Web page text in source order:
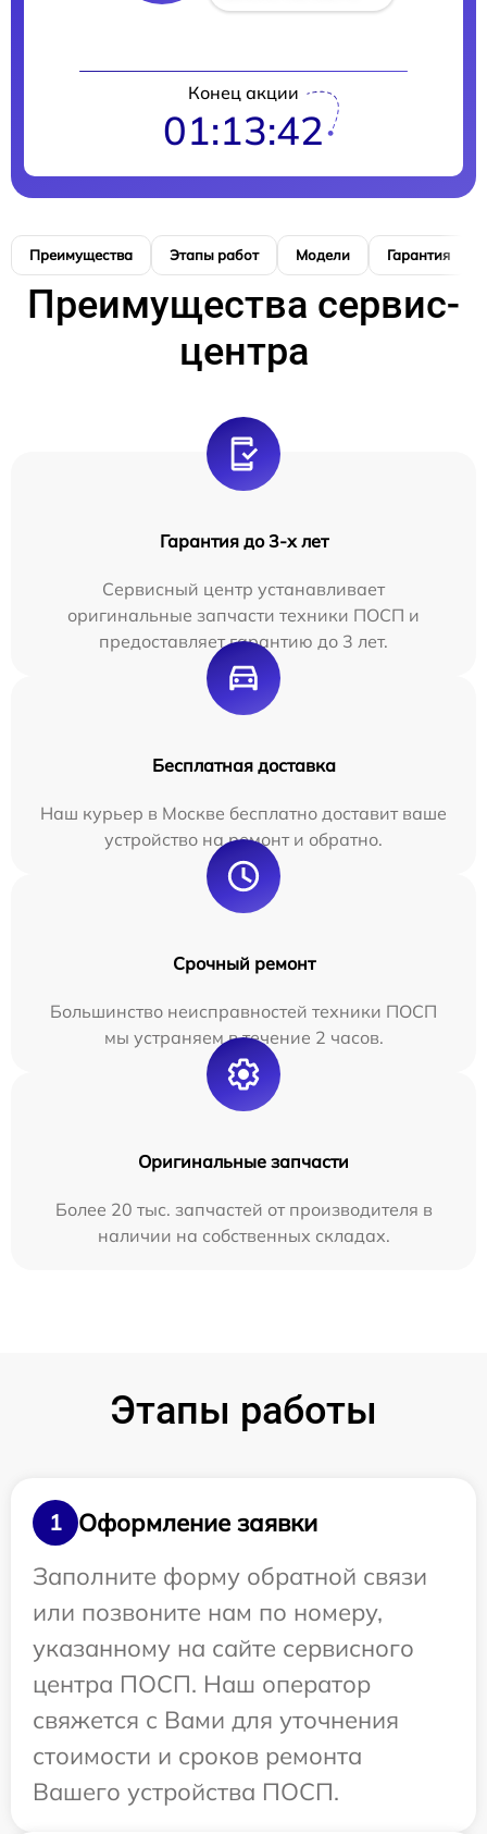
Конец акции
01:13:42
Преимущества Этапы работ Модели Гарантия
Преимущества сервис-
центра
Гарантия до 3-х лет
Сервисный центр устанавливает
оригинальные запчасти техники ПОСП и
предоставляет гарантию до 3 лет.
Бесплатная доставка
Наш курьер в Москве бесплатно доставит ваше
устройство на ремонт и обратно.
Срочный ремонт
Большинство неисправностей техники ПОСП
мы устраняем в течение 2 часов.
Оригинальные запчасти
Более 20 тыс. запчастей от производителя в
наличии на собственных складах.
Этапы работы
1
Оформление заявки
Заполните форму обратной связи
или позвоните нам по номеру,
указанному на сайте сервисного
центра ПОСП. Наш оператор
свяжется с Вами для уточнения
стоимости и сроков ремонта
Вашего устройства ПОСП.